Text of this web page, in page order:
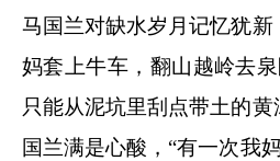
马国兰对缺水岁月记忆犹新
妈套上牛车，翻山越岭去
只能从泥坑里刮点带土的黄
国兰满是心酸，“有一次我